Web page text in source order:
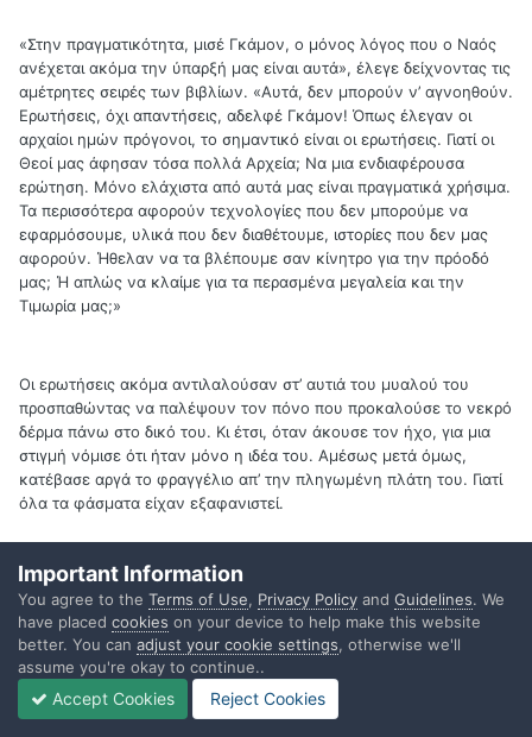
«Στην πραγματικότητα, μισέ Γκάμον, ο μόνος λόγος που ο Ναός
ανέχεται ακόμα την ύπαρξή μας είναι αυτά», έλεγε δείχνοντας τις
αμέτρητες σειρές των βιβλίων. «Αυτά, δεν μπορούν ν’ αγνοηθούν.
Ερωτήσεις, όχι απαντήσεις, αδελφέ Γκάμον! Όπως έλεγαν οι
αρχαίοι ημών πρόγονοι, το σημαντικό είναι οι ερωτήσεις. Γιατί οι
Θεοί μας άφησαν τόσα πολλά Αρχεία; Να μια ενδιαφέρουσα
ερώτηση. Μόνο ελάχιστα από αυτά μας είναι πραγματικά χρήσιμα.
Τα περισσότερα αφορούν τεχνολογίες που δεν μπορούμε να
εφαρμόσουμε, υλικά που δεν διαθέτουμε, ιστορίες που δεν μας
αφορούν. Ήθελαν να τα βλέπουμε σαν κίνητρο για την πρόοδό
μας; Ή απλώς να κλαίμε για τα περασμένα μεγαλεία και την
Τιμωρία μας;»
Οι ερωτήσεις ακόμα αντιλαλούσαν στ’ αυτιά του μυαλού του
προσπαθώντας να παλέψουν τον πόνο που προκαλούσε το νεκρό
δέρμα πάνω στο δικό του. Κι έτσι, όταν άκουσε τον ήχο, για μια
στιγμή νόμισε ότι ήταν μόνο η ιδέα του. Αμέσως μετά όμως,
κατέβασε αργά το φραγγέλιο απ’ την πληγωμένη πλάτη του. Γιατί
όλα τα φάσματα είχαν εξαφανιστεί.
Ήταν ένας χαμηλός υπόκωφος βόμβος που ο Γκάμον ένιωθε να
έρχεται πιο πολύ μέσα απ’ τον λαξευμένο βράχο γύρω του παρά
απ’ τον αέρα. Πλησίασε την πόρτα της κάμαρας του επιστάτη και
την άνοιξε μια χαραμάδα.
Important Information
You agree to the Terms of Use, Privacy Policy and Guidelines. We
have placed cookies on your device to help make this website
better. You can adjust your cookie settings, otherwise we'll
assume you're okay to continue..
Accept Cookies Reject Cookies